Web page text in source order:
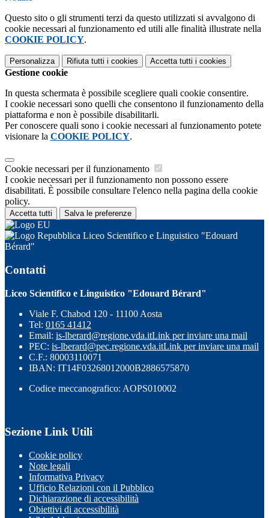
Questo sito o gli strumenti terzi da questo utilizzati si avvalgono di
cookie necessari al funzionamento ed utili alle finalità illustrate nella
COOKIE POLICY.
Personalizza Rifiuta tutti i cookies Accetta tutti i cookies
Gestione cookie
In questa schermata è possibile scegliere quali cookie consentire.
I cookie necessari sono quelli che consentono il funzionamento della
piattaforma e non è possibile disabilitarli.
Per conoscere quali sono i cookie necessari al funzionamento potete
visionare la COOKIE POLICY.
Cookie necessari per il funzionamento
I cookie necessari per il funzionamento non possono essere
disabilitati. È possibile consultare l'elenco nella pagina della cookie
policy.
Accetta tutti Salva le preferenze
Liceo Scientifico e Linguistico "Edouard
Bérard"
Contatti
Liceo Scientifico e Linguistico "Edouard Bérard"
Viale F. Chabod 120 - 11100 Aosta
Tel: 0165 41412
Email: is-lberard@regione.vda.itLink per inviare una mail
PEC: is-lberard@pec.regione.vda.itLink per inviare una mail
C.F.: 80003110071
IBAN: IT14F03268012000B2886575870
Codice meccanografico: AOPS010002
Sezione Link Utili
Cookie policy
Note legali
Informativa Privacy
Ufficio Relazioni con il Pubblico
Dichiarazione di accessibilità
Obiettivi di accessibilità